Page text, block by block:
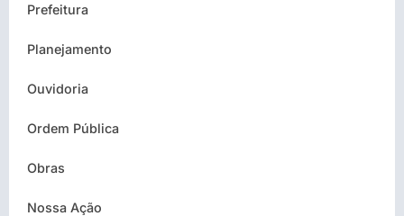
Prefeitura
Planejamento
Ouvidoria
Ordem Pública
Obras
Nossa Ação